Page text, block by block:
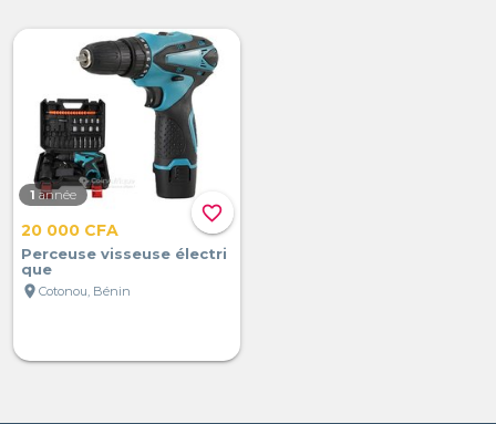
favorite_border
1 année
20 000 CFA
Perceuse visseuse électri
que
location_on Cotonou, Bénin